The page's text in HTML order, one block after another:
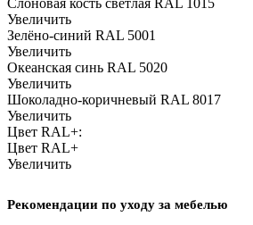
Слоновая кость светлая RAL 1015
Увеличить
Зелёно-синий RAL 5001
Увеличить
Океанская синь RAL 5020
Увеличить
Шоколадно-коричневый RAL 8017
Увеличить
Цвет RAL+:
Цвет RAL+
Увеличить
Рекомендации по уходу за мебелью